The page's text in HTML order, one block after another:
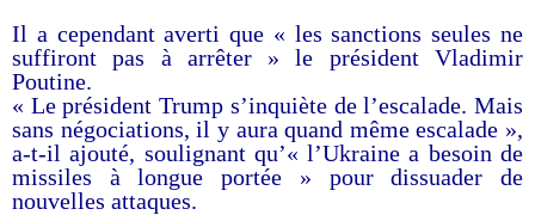
Il a cependant averti que « les sanctions seules ne
suffiront pas à arrêter » le président Vladimir
Poutine.
« Le président Trump s’inquiète de l’escalade. Mais
sans négociations, il y aura quand même escalade »,
a-t-il ajouté, soulignant qu’« l’Ukraine a besoin de
missiles à longue portée » pour dissuader de
nouvelles attaques.